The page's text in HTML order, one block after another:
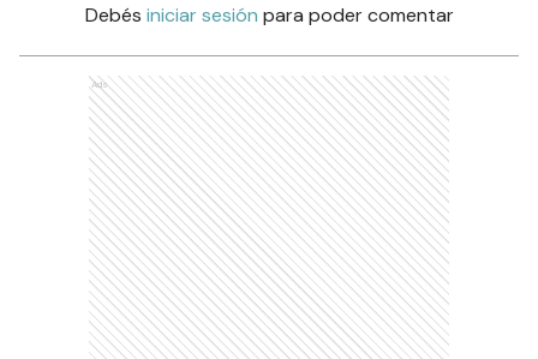
Debés iniciar sesión para poder comentar
Ads